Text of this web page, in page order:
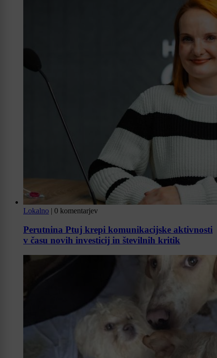
Lokalno | 0 komentarjev
Perutnina Ptuj krepi komunikacijske aktivnosti
v času novih investicij in številnih kritik